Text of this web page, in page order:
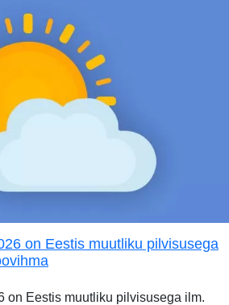
on Eestis muutliku pilvisusega
on Eestis muutliku pilvisusega ilm.